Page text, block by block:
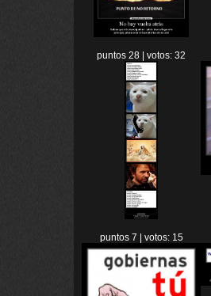
puntos 28 | votos: 32
puntos 7 | votos: 15